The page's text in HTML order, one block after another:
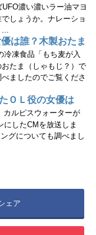
UFO濃い濃いラー油マヨ
しょうか。ナレーショ
...
は誰？木製おたま
冷凍食品「もち麦が入
たま（しゃもじ？）で
ましたのでご覧くださ
ＯＬ役の女優は
カルピスウォーターが
したCMを放送しま
グについても調べまし
ェア